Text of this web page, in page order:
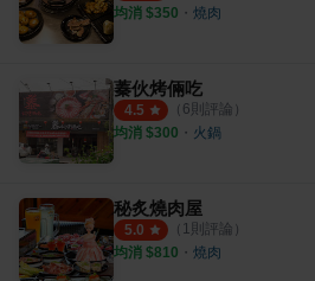
均消 $350 ・ 燒肉
蓁伙烤倆吃
4.5 （ 6則評論）
均消 $300 ・ 火鍋
秘炙燒肉屋
5.0 （ 1 則評論）
均消 $810 ・ 燒肉